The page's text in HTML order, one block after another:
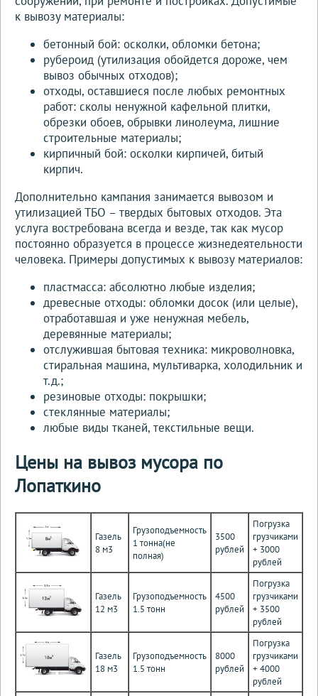
к вывозу материалы:
бетонный бой: осколки, обломки бетона;
рубероид (утилизация обойдется дороже, чем
вывоз обычных отходов);
отходы, оставшиеся после любых ремонтных
работ: сколы ненужной кафельной плитки,
обрезки обоев, обрывки линолеума, лишние
строительные материалы;
кирпичный бой: осколки кирпичей, битый
кирпич.
Дополнительно кампания занимается вывозом и
утилизацией ТБО – твердых бытовых отходов. Эта
услуга востребована всегда и везде, так как мусор
постоянно образуется в процессе жизнедеятельности
человека. Примеры допустимых к вывозу материалов:
пластмасса: абсолютно любые изделия;
древесные отходы: обломки досок (или целые),
отработавшая и уже ненужная мебель,
деревянные материалы;
отслужившая бытовая техника: микроволновка,
стиральная машина, мультиварка, холодильник и
т.д.;
резиновые отходы: покрышки;
стеклянные материалы;
любые виды тканей, текстильные вещи.
Цены на вывоз мусора по
Лопаткино
Газель
8 м3
Грузоподъемность
1 тонна(не
полная)
3500
рублей
Погрузка
грузчиками
+ 3000
рублей
Газель
12 м3
Грузоподъемность
1.5 тонн
4500
рублей
Погрузка
грузчиками
+ 3500
рублей
Газель
18 м3
Грузоподъемность
1.5 тонн
8000
рублей
Погрузка
грузчиками
+ 4000
рублей